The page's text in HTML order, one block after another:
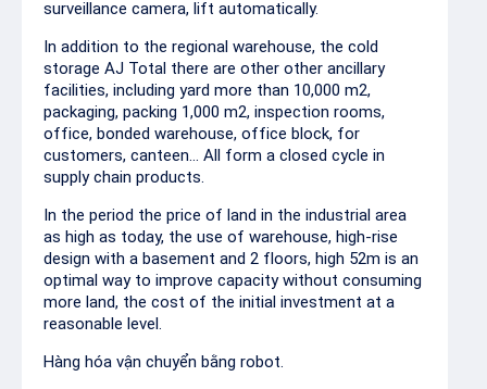
surveillance camera, lift automatically.
In addition to the regional warehouse, the cold
storage AJ Total there are other other ancillary
facilities, including yard more than 10,000 m2,
packaging, packing 1,000 m2, inspection rooms,
office, bonded warehouse, office block, for
customers, canteen... All form a closed cycle in
supply chain products.
In the period the price of land in the industrial area
as high as today, the use of warehouse, high-rise
design with a basement and 2 floors, high 52m is an
optimal way to improve capacity without consuming
more land, the cost of the initial investment at a
reasonable level.
Hàng hóa vận chuyển bằng robot.